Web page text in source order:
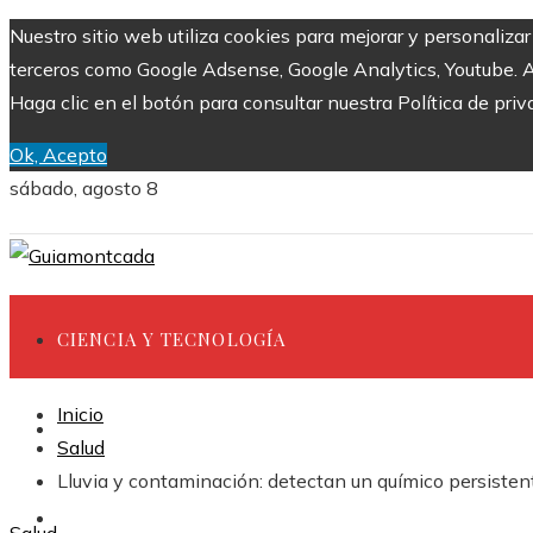
Nuestro sitio web utiliza cookies para mejorar y
terceros como Google Adsense, Google Analytics,
Haga clic en el botón para consultar nuestra Política de
Ok, Acepto
sábado, agosto 8
CIENCIA Y TECNOLOGÍA
INVERSIONES Y NEGOCIOS
Inicio
Salud
Lluvia y contaminación: detectan un químico